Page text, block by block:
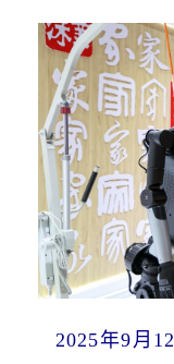
2025年9月